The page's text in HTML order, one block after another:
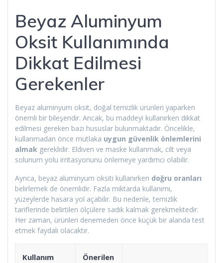
Beyaz Aluminyum
Oksit Kullanımında
Dikkat Edilmesi
Gerekenler
Beyaz aluminyum oksit, doğal temizlik ürünleri yaparken
önemli bir bileşendir. Ancak, bu maddeyi kullanırken dikkat
edilmesi gereken bazı hususlar bulunmaktadır. Öncelikle,
kullanmadan önce mutlaka uygun güvenlik önlemlerini
almak gereklidir. Eldiven ve maske kullanmak, cilt veya
solunum yolu irritasyonunu önlemeye yardımcı olabilir.
Ayrıca, beyaz aluminyum oksiti kullanırken doğru oranları
belirlemek de önemlidir. Fazla miktarda kullanımı,
yüzeylerde hasara yol açabilir. Bu nedenle, temizlik
tariflerinde belirtilen ölçülere sadık kalmak gerekmektedir.
Her zaman, ürünleri denemeden önce küçük bir alanda test
etmek faydalı olacaktır.
Kullanım
Önerilen